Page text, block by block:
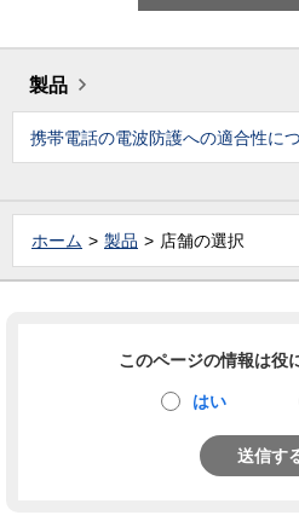
製品
携帯電話の電波防護への適合性に
ホーム 製品 店舗の選択
このページの情報は役
はい
送信す